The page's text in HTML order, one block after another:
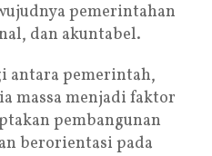
pemerintahan
dan akuntabel.
antara pemerintah,
massa menjadi faktor
pembangunan
berorientasi pada